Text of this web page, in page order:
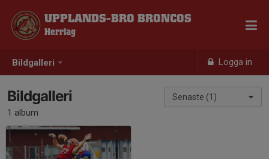
Bildgalleri Logga in
UPPLANDS-BRO BRONCOS
Herrlag
Senaste (1)
Bildgalleri
1 album